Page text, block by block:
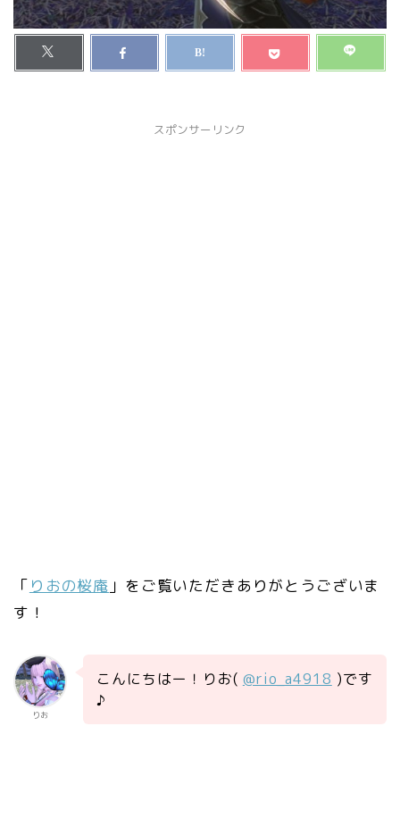
スポンサーリンク
「 りおの桜庵 」をご覧いただきありがとうございま
す！
りお
こんにちはー！りお( @rio_a4918 )です
♪